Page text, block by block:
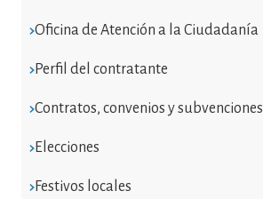
Oficina de Atención a la Ciudadanía
Perfil del contratante
Contratos, convenios y subvenciones
Elecciones
Festivos locales